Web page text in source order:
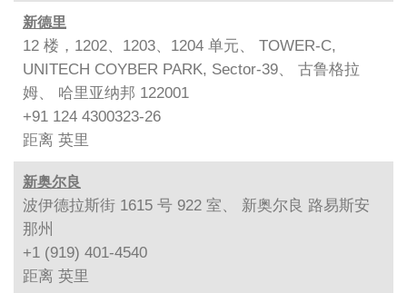
新德里
12 楼，1202、1203、1204 单元、 TOWER-C,
UNITECH COYBER PARK, Sector-39、 古鲁格拉
姆、 哈里亚纳邦 122001
+91 124 4300323-26
距离 英里
新奥尔良
波伊德拉斯街 1615 号 922 室、 新奥尔良 路易斯安
那州
+1 (919) 401-4540
距离 英里